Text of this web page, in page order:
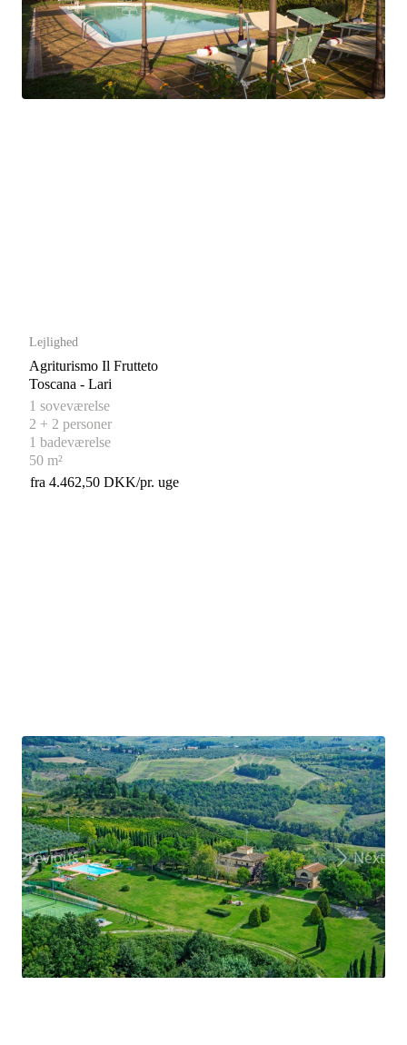
Lejlighed
Agriturismo Il Frutteto
Toscana - Lari
1 soveværelse
2 + 2 personer
1 badeværelse
50 m²
fra 4.462,50 DKK/pr. uge
Previous Next